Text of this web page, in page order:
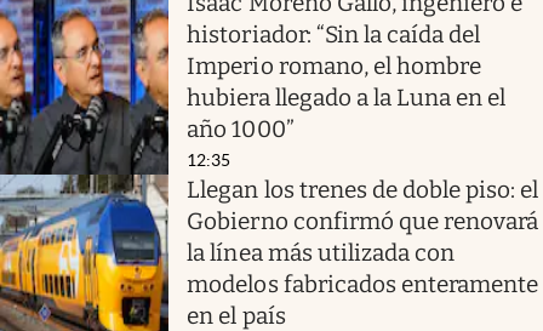
historiador: “Sin la caída del
Imperio romano, el hombre
hubiera llegado a la Luna en el
año 1000”
12:35
Llegan los trenes de doble piso: el
Gobierno confirmó que renovará
la línea más utilizada con
modelos fabricados enteramente
en el país